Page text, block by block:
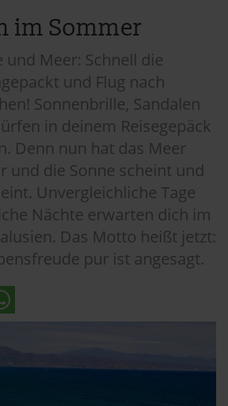
im Sommer
und Meer: Schnell die
und Flug nach
Sonnenbrille, Sandalen
in deinem Reisegepäck
Denn nun hat das Meer
und die Sonne scheint und
Unvergleichliche Tage
Nächte erwarten dich im
Das Motto heißt jetzt:
pur ist angesagt.